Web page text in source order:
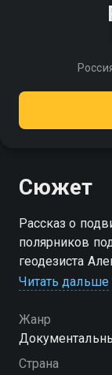
Сюжет
Рассказ о
полярников
геодезиста
экспедиции в
позволили
открытия была велика
архипелаге,
Читать дальше
Жанр
Страна